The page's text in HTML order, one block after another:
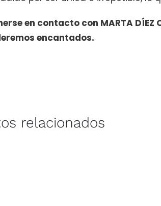
en contacto con MARTA DÍEZ
encantados.
relacionados